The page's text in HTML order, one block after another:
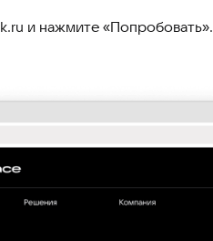
и нажмите «Попробовать».